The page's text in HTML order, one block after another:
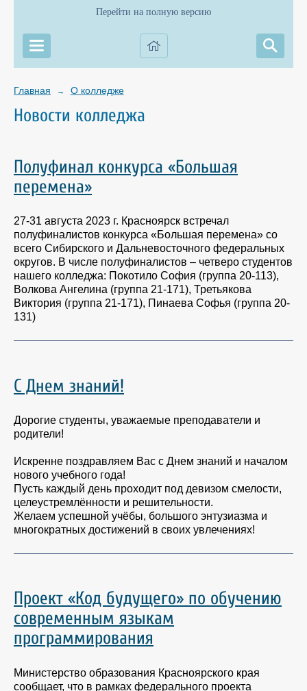
Перейти на полную версию
Главная → О колледже
Новости колледжа
Полуфинал конкурса «Большая
перемена»
27-31 августа 2023 г. Красноярск встречал
полуфиналистов конкурса «Большая перемена» со
всего Сибирского и Дальневосточного федеральных
округов. В числе полуфиналистов – четверо студентов
нашего колледжа: Покотило София (группа 20-113),
Волкова Ангелина (группа 21-171), Третьякова
Виктория (группа 21-171), Пинаева Софья (группа 20-
131)
С Днем знаний!
Дорогие студенты, уважаемые преподаватели и
родители!
Искренне поздравляем Вас с Днем знаний и началом
нового учебного года!
Пусть каждый день проходит под девизом смелости,
целеустремлённости и решительности.
Желаем успешной учёбы, большого энтузиазма и
многократных достижений в своих увлечениях!
Проект «Код будущего» по обучению
современным языкам
программирования
Министерство образования Красноярского края
сообщает, что в рамках федерального проекта